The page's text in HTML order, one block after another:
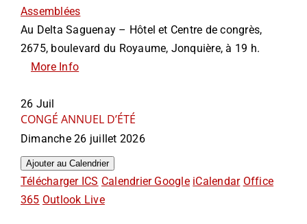
Assemblées
Au Delta Saguenay – Hôtel et Centre de congrès,
2675, boulevard du Royaume, Jonquière, à 19 h.
More Info
26 Juil
CONGÉ ANNUEL D’ÉTÉ
Dimanche 26 juillet 2026
Ajouter au Calendrier
Télécharger ICS Calendrier Google iCalendar Office
365 Outlook Live